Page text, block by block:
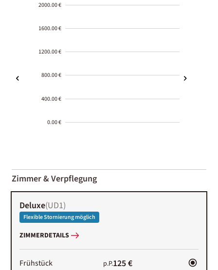
2000.00 €
1600.00 €
1200.00 €
800.00 €
400.00 €
0.00 €
01-02
Zimmer & Verpflegung
Deluxe(UD1)
Flexible Stornierung möglich
ZIMMERDETAILS
Frühstück p.P.125 €